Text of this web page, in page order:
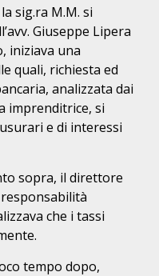
sig.ra M.M. si
Giuseppe Lipera
iniziava una
quali, richiesta ed
analizzata dai
imprenditrice, si
e di interessi
sopra, il direttore
che i tassi
tempo dopo,